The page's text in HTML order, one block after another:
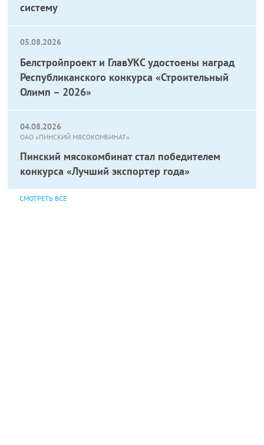
систему
05.08.2026
Белстройпроект и ГлавУКС удостоены наград
Республиканского конкурса «Строительный
Олимп – 2026»
04.08.2026
ОАО «ПИНСКИЙ МЯСОКОМБИНАТ»
Пинский мясокомбинат стал победителем
конкурса «Лучший экспортер года»
СМОТРЕТЬ ВСЕ